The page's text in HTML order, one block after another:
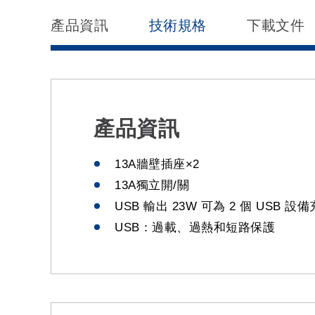
產品資訊 技術規格 下載文件
產品資訊
13A牆壁插座×2
13A獨立開/關
USB 輸出 23W 可為 2 個 USB 設備
USB：過載、過熱和短路保護